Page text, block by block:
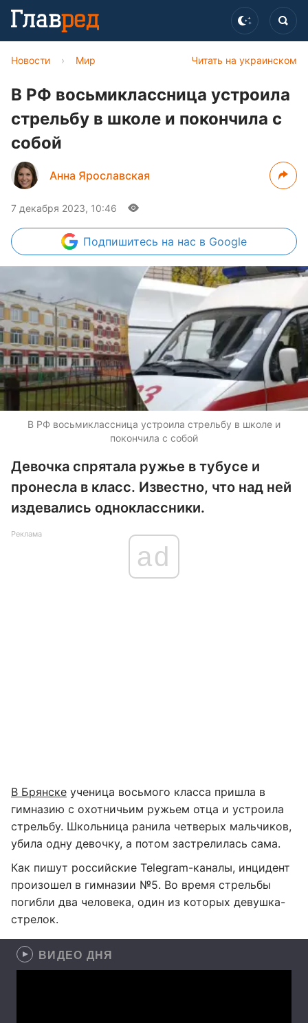
Читать на украинском
Новости › Мир
В РФ восьмиклассница устроила
стрельбу в школе и покончила с
собой
Анна Ярославская
7 декабря 2023, 10:46
Подпишитесь на нас в Google
В РФ восьмиклассница устроила стрельбу в школе и
покончила с собой
Девочка спрятала ружье в тубусе и
пронесла в класс. Известно, что над ней
издевались одноклассники.
Реклама
ad
В Брянске ученица восьмого класса пришла в
гимназию с охотничьим ружьем отца и устроила
стрельбу. Школьница ранила четверых мальчиков,
убила одну девочку, а потом застрелилась сама.
Как пишут российские Telegram-каналы, инцидент
произошел в гимназии №5. Во время стрельбы
погибли два человека, один из которых девушка-
стрелок.
ВИДЕО ДНЯ